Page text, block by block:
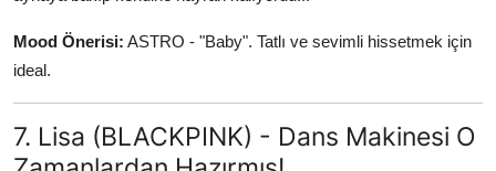
Mood Önerisi: ASTRO - "Baby". Tatlı ve sevimli hissetmek için
ideal.
7. Lisa (BLACKPINK) - Dans Makinesi O